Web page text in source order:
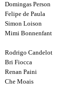
Domingas Person
Felipe de Paula
Simon Loison
Mimi Bonnenfant
Rodrigo Candelot
Bri Fiocca
Renan Paini
Che Moais